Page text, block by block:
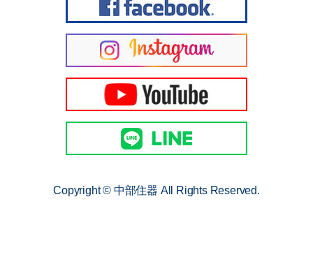
Copyright © 中部住器 All Rights Reserved.